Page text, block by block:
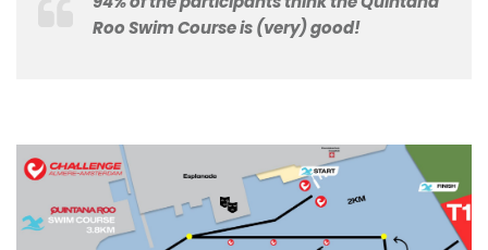
Roo Swim Course is (very) good!